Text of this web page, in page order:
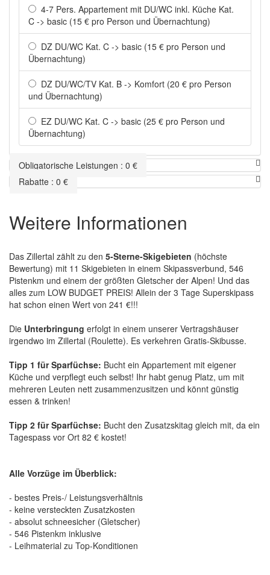
4-7 Pers. Appartement mit DU/WC inkl. Küche Kat.
C -> basic (15 € pro Person und Übernachtung)
DZ DU/WC Kat. C -> basic (15 € pro Person und
Übernachtung)
DZ DU/WC/TV Kat. B -> Komfort (20 € pro Person
und Übernachtung)
EZ DU/WC Kat. C -> basic (25 € pro Person und
Übernachtung)
Obligatorische Leistungen : 0 €
Rabatte : 0 €
Weitere Informationen
Das Zillertal zählt zu den 5-Sterne-Skigebieten (höchste
Bewertung) mit 11 Skigebieten in einem Skipassverbund, 546
Pistenkm und einem der größten Gletscher der Alpen! Und das
alles zum LOW BUDGET PREIS! Allein der 3 Tage Superskipass
hat schon einen Wert von 241 €!!!
Die Unterbringung erfolgt in einem unserer Vertragshäuser
irgendwo im Zillertal (Roulette). Es verkehren Gratis-Skibusse.
Tipp 1 für Sparfüchse: Bucht ein Appartement mit eigener
Küche und verpflegt euch selbst! Ihr habt genug Platz, um mit
mehreren Leuten nett zusammenzusitzen und könnt günstig
essen & trinken!
Tipp 2 für Sparfüchse: Bucht den Zusatzskitag gleich mit, da ein
Tagespass vor Ort 82 € kostet!
Alle Vorzüge im Überblick:
- bestes Preis-/ Leistungsverhältnis
- keine versteckten Zusatzkosten
- absolut schneesicher (Gletscher)
- 546 Pistenkm inklusive
- Leihmaterial zu Top-Konditionen